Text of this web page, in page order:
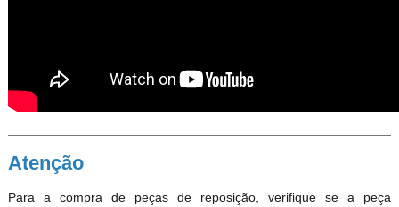
Atenção
Para a compra de peças de reposição, verifique se a peça